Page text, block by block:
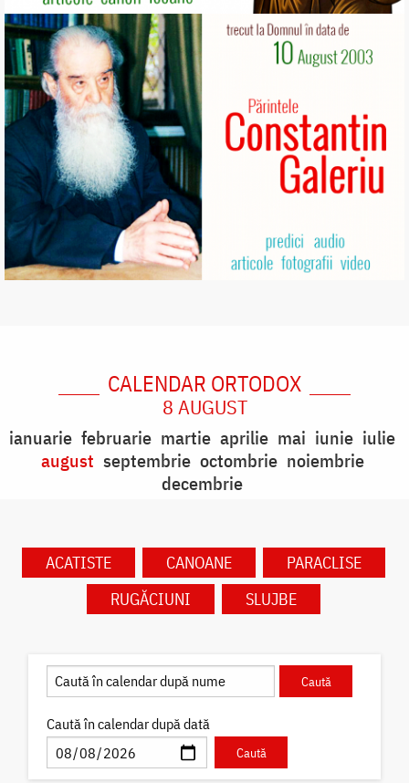
CALENDAR ORTODOX
8 AUGUST
ianuarie februarie martie aprilie mai iunie iulie
august septembrie octombrie noiembrie
decembrie
ACATISTE CANOANE
PARACLISE
RUGĂCIUNI
SLUJBE
Caută în calendar după dată